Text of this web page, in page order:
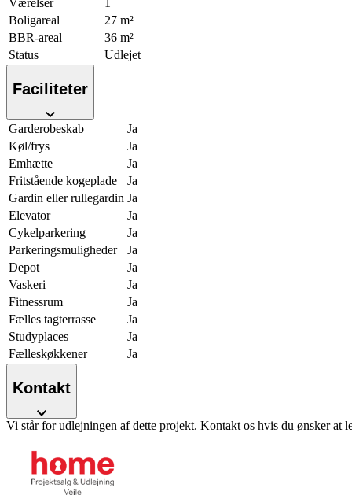
Værelser
1
Boligareal
27 m²
BBR-areal
36 m²
Status
Udlejet
Faciliteter
Garderobeskab
Ja
Køl/frys
Ja
Emhætte
Ja
Fritstående kogeplade
Ja
Gardin eller rullegardin Ja
Elevator
Ja
Cykelparkering
Ja
Parkeringsmuligheder
Ja
Depot
Ja
Vaskeri
Ja
Fitnessrum
Ja
Fælles tagterrasse
Ja
Studyplaces
Ja
Fælleskøkkener
Ja
Kontakt
Vi står for udlejningen af dette projekt. Kontakt os hvis du ønsker at